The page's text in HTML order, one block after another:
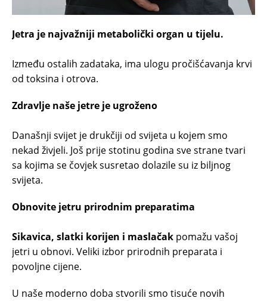
Jetra je najvažniji metabolički organ u tijelu.
Između ostalih zadataka, ima ulogu pročišćavanja krvi
od toksina i otrova.
Zdravlje naše jetre je ugroženo
Današnji svijet je drukčiji od svijeta u kojem smo
nekad živjeli. Još prije stotinu godina sve strane tvari
sa kojima se čovjek susretao dolazile su iz biljnog
svijeta.
Obnovite jetru prirodnim preparatima
Sikavica, slatki korijen i maslačak pomažu vašoj
jetri u obnovi. Veliki izbor prirodnih preparata i
povoljne cijene.
U naše moderno doba stvorili smo tisuće novih